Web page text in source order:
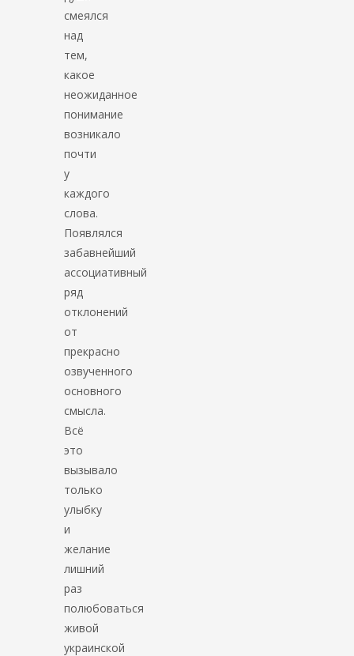
смеялся
над
тем,
какое
неожиданное
понимание
возникало
почти
у
каждого
слова.
Появлялся
забавнейший
ассоциативный
ряд
отклонений
от
прекрасно
озвученного
основного
смысла.
Всё
это
вызывало
только
улыбку
и
желание
лишний
раз
полюбоваться
живой
украинской